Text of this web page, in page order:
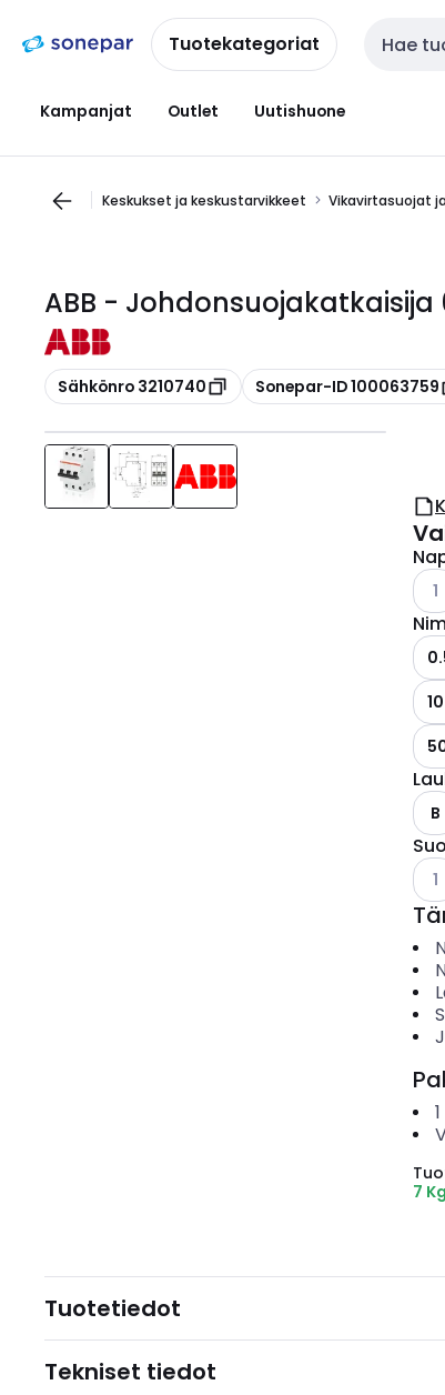
navigointiinsisältöönTuotekategoriat Haku
Kampanjat Outlet Uutishuone
Keskukset ja keskustarvikkeet Vikavirtasuojat
ABB - Johdonsuojakatkaisija
Kopioi
Sähkönro 3210740 Kopioi
Sonepar-ID 100063759
1
B
1
1
7
Tuotetiedot
Tekniset tiedot